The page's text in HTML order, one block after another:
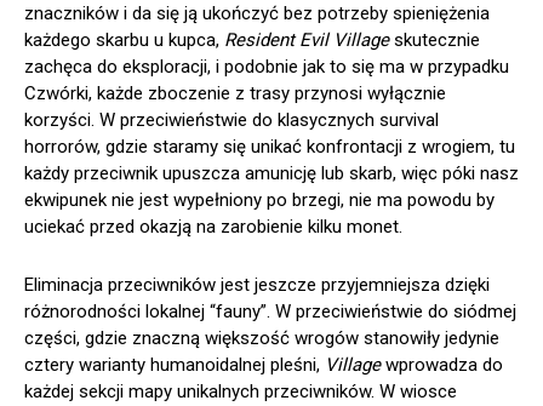
znaczników i da się ją ukończyć bez potrzeby spieniężenia
każdego skarbu u kupca, Resident Evil Villageskutecznie
zachęca do eksploracji, i podobnie jak to się ma w przypadku
Czwórki, każde zboczenie z trasy przynosi wyłącznie
korzyści. W przeciwieństwie do klasycznych survival
horrorów, gdzie staramy się unikać konfrontacji z wrogiem, tu
każdy przeciwnik upuszcza amunicję lub skarb, więc póki nasz
ekwipunek nie jest wypełniony po brzegi, nie ma powodu by
uciekać przed okazją na zarobienie kilku monet.
Eliminacja przeciwników jest jeszcze przyjemniejsza dzięki
różnorodności lokalnej “fauny”. W przeciwieństwie do siódmej
części, gdzie znaczną większość wrogów stanowiły jedynie
cztery warianty humanoidalnej pleśni, Villagewprowadza do
każdej sekcji mapy unikalnych przeciwników. W wiosce